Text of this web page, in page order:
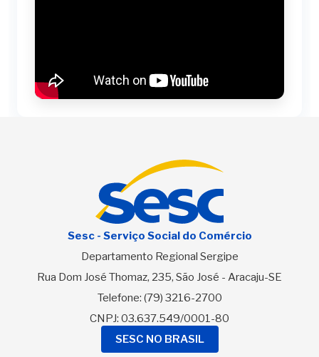
Sesc - Serviço Social do Comércio
Departamento Regional Sergipe
Rua Dom José Thomaz, 235, São José - Aracaju-SE
Telefone: (79) 3216-2700
CNPJ: 03.637.549/0001-80
SESC NO BRASIL